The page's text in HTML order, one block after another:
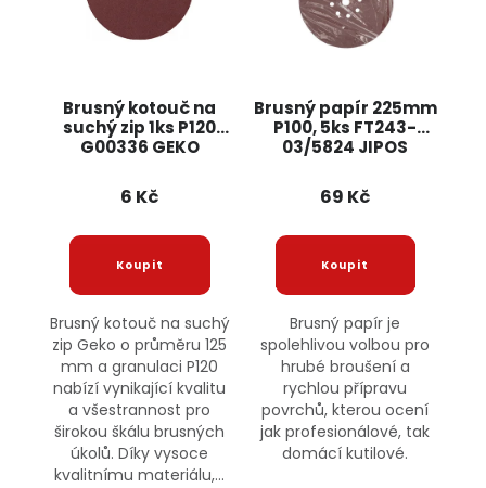
Brusný kotouč na
suchý zip 1ks P120
G00336 GEKO
6 Kč
Brusný kotouč na suchý
zip Geko o průměru 125
mm a granulaci P120
nabízí vynikající kvalitu
a všestrannost pro
širokou škálu brusných
úkolů. Díky vysoce
kvalitnímu materiálu,...
Brusný papír 225mm
P100, 5ks FT243-
03/5824 JIPOS
69 Kč
Brusný papír je
spolehlivou volbou pro
hrubé broušení a
rychlou přípravu
povrchů, kterou ocení
jak profesionálové, tak
domácí kutilové.